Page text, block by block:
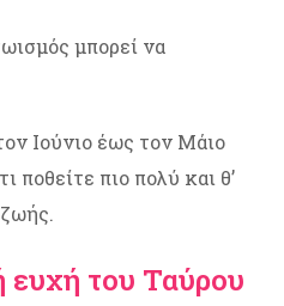
μπορεί να
Ιούνιο έως τον Μάιο
ποθείτε πιο πολύ και θ’
ευχή του Ταύρου